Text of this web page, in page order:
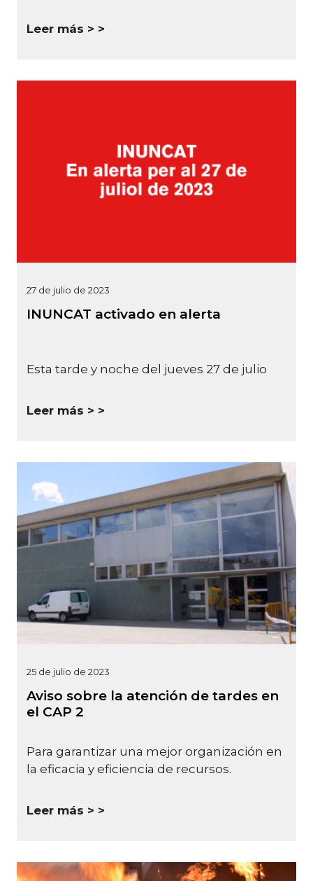
Leer más >
27 de julio de 2023
INUNCAT activado en alerta
Esta tarde y noche del jueves 27 de julio
Leer más >
25 de julio de 2023
Aviso sobre la atención de tardes en
el CAP 2
Para garantizar una mejor organización en
la eficacia y eficiencia de recursos.
Leer más >